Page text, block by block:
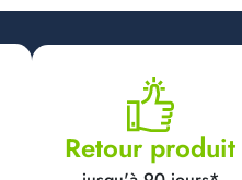
Retour produit